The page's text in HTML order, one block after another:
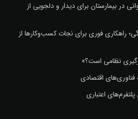
در بیمارستان برای دیدار و دلجویی از
راهکاری فوری برای نجات کسب‌وکارها از
نظامی است؟»
اقتصادی
اعتباری